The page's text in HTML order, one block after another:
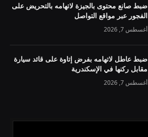
ضبط صانع محتوى بالجيزة لاتهامه بالتحريض على
الفجور عبر مواقع التواصل
أغسطس 7, 2026
ضبط عاطل لاتهامه بفرض إتاوة على قائد سيارة
مقابل ركنها في الإسكندرية
أغسطس 7, 2026